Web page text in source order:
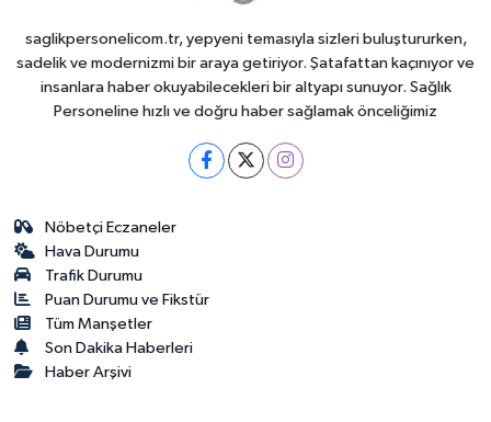
saglikpersonelicom.tr, yepyeni temasıyla sizleri buluştururken,
sadelik ve modernizmi bir araya getiriyor. Şatafattan kaçınıyor ve
insanlara haber okuyabilecekleri bir altyapı sunuyor. Sağlık
Personeline hızlı ve doğru haber sağlamak önceliğimiz
Nöbetçi Eczaneler
Hava Durumu
Trafik Durumu
Puan Durumu ve Fikstür
Tüm Manşetler
Son Dakika Haberleri
Haber Arşivi